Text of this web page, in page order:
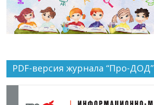
PDF-версия журнала “Про-ДОД”